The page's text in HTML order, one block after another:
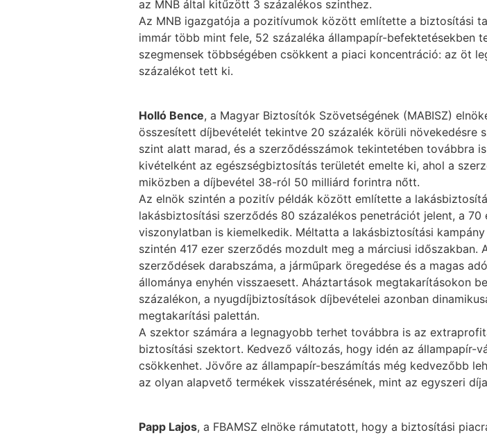
az MNB által kitűzött 3 százalékos szinthez.
Az MNB igazgatója a pozitívumok között említette a biztosítási
immár több mint fele, 52 százaléka állampapír-befektetésekben
szegmensek többségében csökkent a piaci koncentráció: az öt
százalékot tett ki.
Holló Bence, a Magyar Biztosítók Szövetségének (MABISZ)
összesített díjbevételét tekintve 20 százalék körüli növekedésre
szint alatt marad, és a szerződésszámok tekintetében továbbra
kivételként az egészségbiztosítás területét emelte ki, ahol a
miközben a díjbevétel 38-ról 50 milliárd forintra nőtt.
Az elnök szintén a pozitív példák között említette a
lakásbiztosítási szerződés 80 százalékos penetrációt jelent, a
viszonylatban is kiemelkedik. Méltatta a lakásbiztosítási
szintén 417 ezer szerződés mozdult meg a márciusi
szerződések darabszáma, a járműpark öregedése és a magas
állománya enyhén visszaesett. Aháztartások megtakarításokon
százalékon, a nyugdíjbiztosítások díjbevételei azonban
megtakarítási palettán.
A szektor számára a legnagyobb terhet továbbra is az
biztosítási szektort. Kedvező változás, hogy idén az állampapír-
csökkenhet. Jövőre az állampapír-beszámítás még kedvezőbb
az olyan alapvető termékek visszatérésének, mint az egyszeri
Papp Lajos, a FBAMSZ elnöke rámutatott, hogy a biztosítási